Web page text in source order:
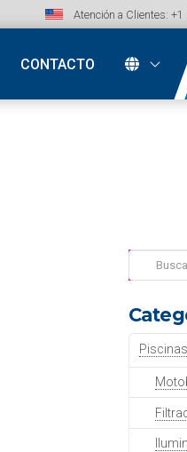
Atención a Clientes:
CONTACTO
Buscar
por: